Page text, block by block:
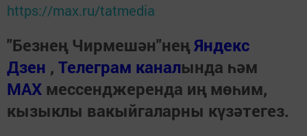
https://max.ru/tatmedia
"Безнең Чирмешән"неңЯндекс
Дзен , Телеграм каналында һәм
МАХ мессенджеренда иң мөһим,
кызыклы вакыйгаларны күзәтегез.